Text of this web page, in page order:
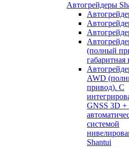
Автогрейдеры
(полный
габаритная
AWD
привод). С
GNSS 3D +
системой
Shantui